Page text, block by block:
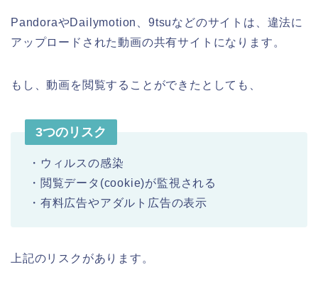
PandoraやDailymotion、9tsuなどのサイトは、違法に
アップロードされた動画の共有サイトになります。
もし、動画を閲覧することができたとしても、
3つのリスク
・ウィルスの感染
・閲覧データ(cookie)が監視される
・有料広告やアダルト広告の表示
上記のリスクがあります。